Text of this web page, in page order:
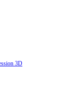
3D